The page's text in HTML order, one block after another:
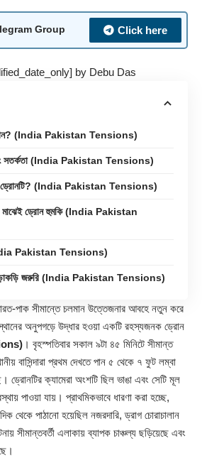
Group Click here
by Debu Das
(India Pakistan Tensions)
সতর্কতা (India Pakistan Tensions)
ড্রোনটি? (India Pakistan Tensions)
মাঝেই ড্রোন হুমকি (India Pakistan
Pakistan Tensions)
কড়াকড়ি জরুরি (India Pakistan Tensions)
পাক সীমান্তে চলমান উত্তেজনার আবহে নতুন করে
অনুপগড়ে উদ্ধার হওয়া একটি রহস্যজনক ড্রোন
। বৃহস্পতিবার সকাল ৯টা ৪৫ মিনিটে সীমান্ত
বাসিন্দারা প্রথম দেখতে পান ৫ থেকে ৭ ফুট লম্বা
ক্যামেরা অংশটি ছিল ভাঙা এবং সেটি মূল
পাওয়া যায়। প্রাথমিকভাবে ধারণা করা হচ্ছে,
থেকে পাঠানো হয়েছিল নজরদারি, ড্রাগ চোরাচালান
সীমান্তবর্তী এলাকায় ব্যাপক চাঞ্চল্য ছড়িয়েছে এবং